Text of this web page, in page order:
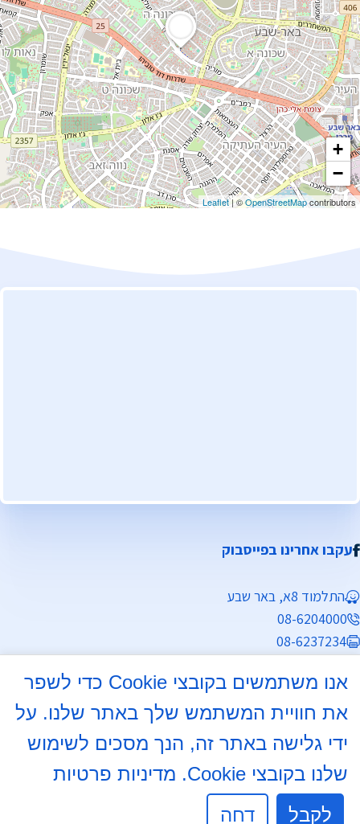
+
−
Leaflet| ©OpenStreetMapcontributors
עקבו אחרינו בפייסבוק
התלמוד 8א, באר שבע
08-6204000
08-6237234
שעות פעילות מזכירות:
ימים א', ב', ד', ה' 8:30 - 13:30
יום ג' 8:30 - 13:30, 16:00 - 17:30
יום ו' לתאום לויות בלבד.
אנו משתמשים בקובצי Cookie כדי לשפר
את חוויית המשתמש שלך באתר שלנו. על
ידי גלישה באתר זה, הנך מסכים לשימוש
שלנו בקובצי Cookie.
מדיניות פרטיות
לקבל
דחה